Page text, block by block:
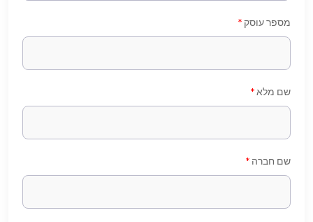
מספר עוסק*
שם מלא*
שם חברה *